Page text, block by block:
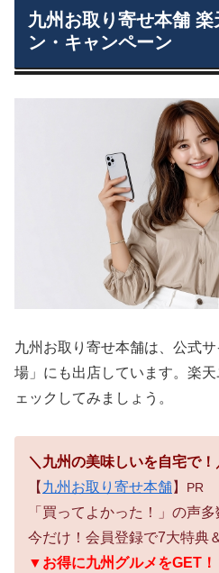
九州お取り寄せ本舗
ン・キャンペーン
九州お取り寄せ本舗は、公式
場」にも出店しています。楽
ェックしてみましょう。
＼九州の美味しいを自宅で！
【 九州お取り寄せ本舗】 PR
「買ってよかった！」の声多
今だけ！会員登録で7大特典
▼お得に九州グルメをGET